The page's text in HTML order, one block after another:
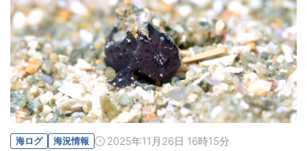
海ログ 海況情報 2025年11月26日 16時15分